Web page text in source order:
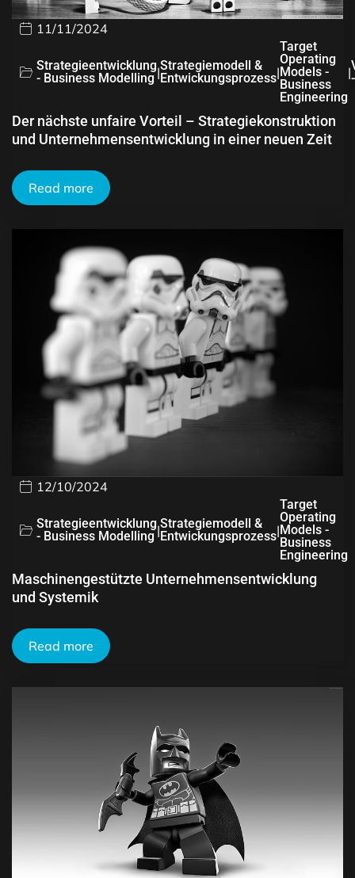
11/11/2024
Strategieentwicklung
- Business Modelling |Strategiemodell &
Entwickungsprozess|
Target
Operating
Models -
Business
Engineering
|
Der nächste unfaire Vorteil – Strategiekonstruktion
und Unternehmensentwicklung in einer neuen Zeit
Read more
12/10/2024
Strategieentwicklung
- Business Modelling |Strategiemodell &
Entwickungsprozess|
Target
Operating
Models -
Business
Engineering
Maschinengestützte Unternehmensentwicklung
und Systemik
Read more